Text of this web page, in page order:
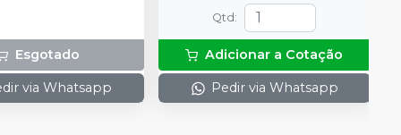
Esgotado
via Whatsapp
Qtd :
Adicionar a Cotação
Pedir via Whatsapp